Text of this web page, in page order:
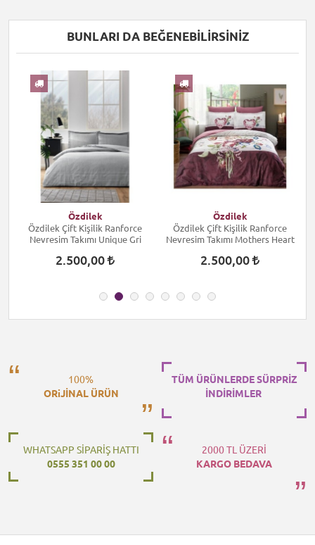
BUNLARI DA BEĞENEBILIRSINIZ
Özdilek
Özdilek Çift Kişilik Ranforce
Nevresim Takımı Unique Gri
2.500,00
Özdilek
Özdilek Çift Kişilik Ranforce
Nevresim Takımı Mothers Heart
2.500,00
100%
ORiJİNAL ÜRÜN
TÜM ÜRÜNLERDE SÜRPRİZ
İNDİRİMLER
WHATSAPP SİPARİŞ HATTI
0555 351 00 00
2000 TL ÜZERİ
KARGO BEDAVA